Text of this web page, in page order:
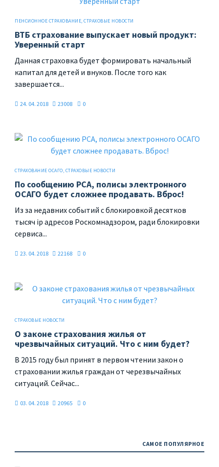
ПЕНСИОННОЕ СТРАХОВАНИЕ, СТРАХОВЫЕ НОВОСТИ
ВТБ страхование выпускает новый продукт:
Уверенный старт
Данная страховка будет формировать начальный
капитал для детей и внуков. После того как
завершается...
24. 04. 2018 23008 0
СТРАХОВАНИЕ ОСАГО, СТРАХОВЫЕ НОВОСТИ
По сообщению РСА, полисы электронного
ОСАГО будет сложнее продавать. Вброс!
Из за недавних событий с блокировкой десятков
тысяч ip адресов Роскомнадзором, ради блокировки
сервиса...
23. 04. 2018 22168 0
СТРАХОВЫЕ НОВОСТИ
О законе страхования жилья от
чрезвычайных ситуаций. Что с ним будет?
В 2015 году был принят в первом чтении закон о
страховании жилья граждан от черезвычайных
ситуаций. Сейчас...
03. 04. 2018 20965 0
САМОЕ ПОПУЛЯРНОЕ